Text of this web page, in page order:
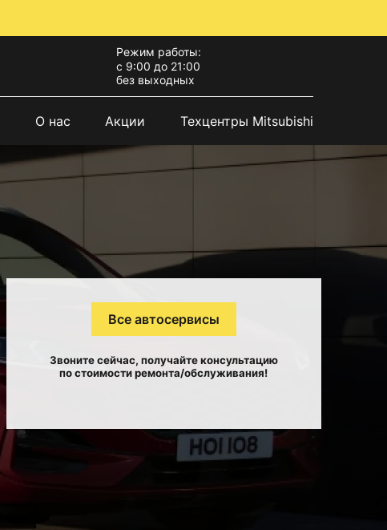
Режим работы:
с 9:00 до 21:00
без выходных
О нас Акции Техцентры Mitsubishi
Все автосервисы
Звоните сейчас, получайте консультацию
по стоимости ремонта/обслуживания!